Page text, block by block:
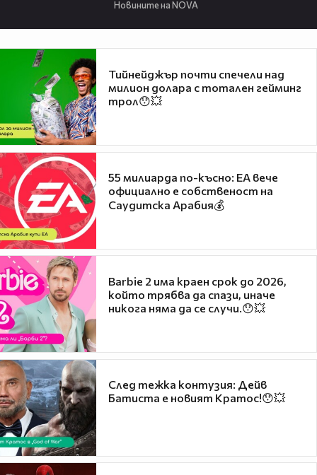
Новините на NOVA
Тийнейджър почти спечели над
милион долара с тотален гейминг
трол😯💥
55 милиарда по-късно: EA вече
официално е собственост на
Саудитска Арабия💰
Barbie 2 има краен срок до 2026,
който трябва да спази, иначе
никога няма да се случи.😯💥
След тежка контузия: Дейв
Батиста е новият Кратос!😯💥